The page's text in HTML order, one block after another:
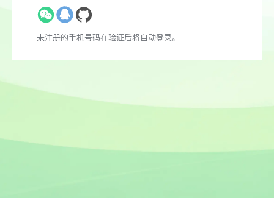
未注册的手机号码在验证后将自动登录。